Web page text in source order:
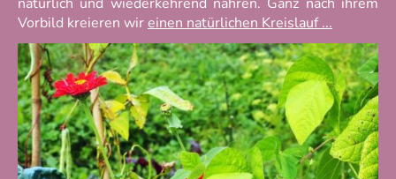
Vorbild kreieren wireinen natürlichen Kreislauf ...